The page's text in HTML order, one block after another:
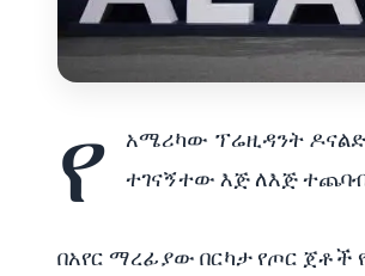
የ
አሜሪካው ፕሬዚዳንት
ተገናኝተው እጅ ለእጅ
በአየር ማረፊያው በርካታ የጦር ጀቶች